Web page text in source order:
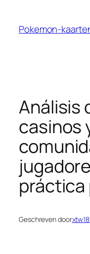
Pokemon-
Análisis
casinos
práctica
Geschreven door